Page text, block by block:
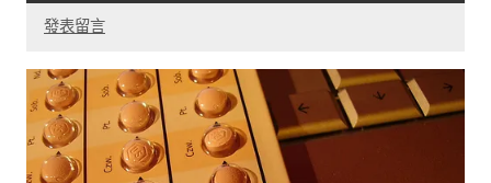
發表留言